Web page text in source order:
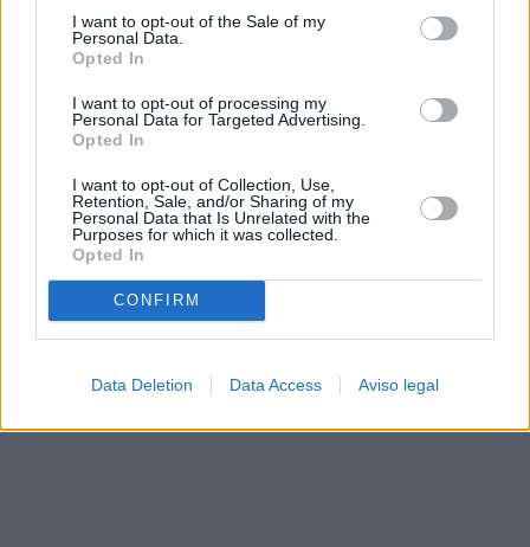
cualquier momento entrando de nuevo en este sitio web o
visitando nuestra política de privacidad.
I want to opt-out of the Sale of my
Personal Data.
Opted In
I want to opt-out of processing my
Personal Data for Targeted Advertising.
Opted In
I want to opt-out of Collection, Use,
Retention, Sale, and/or Sharing of my
Personal Data that Is Unrelated with the
Purposes for which it was collected.
Opted In
CONFIRM
Data Deletion Data Access Aviso legal